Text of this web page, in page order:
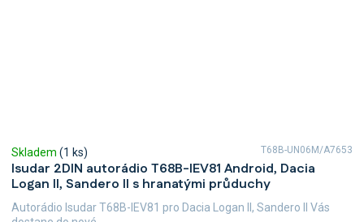
Isudar 2DIN autorádio T68B-IEV81 Android, Dacia
Logan II, Sandero II s hranatými průduchy
Skladem (1 ks)
Autorádio Isudar T68B-IEV81 pro Dacia Logan II, Sandero II Vás
T68B-UN06M/A7653